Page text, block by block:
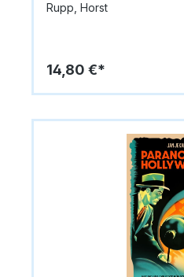
Rupp, Horst
14,80 €*